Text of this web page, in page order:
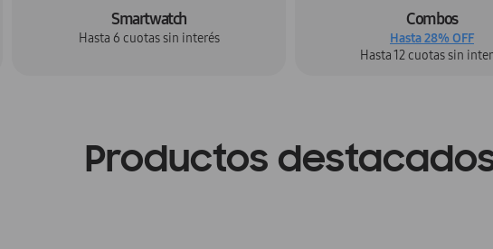
Smartwatch
Hasta 6 cuotas sin interés
Combos
Hasta 28% OFF
Hasta 12 cuotas sin
Productos